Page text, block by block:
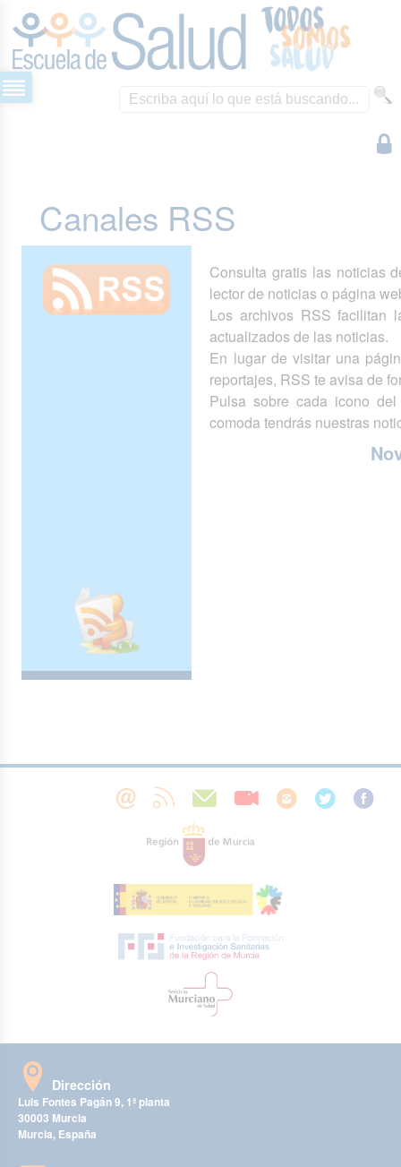
Canales RSS
Consulta gratis las noticias
lector de noticias o página
Los archivos RSS facilitan
actualizados de las noticias.
En lugar de visitar una
reportajes, RSS te avisa de
Pulsa sobre cada icono
comoda tendrás nuestras
Dirección
Luis Fontes Pagán 9, 1ª planta
30003 Murcia
Murcia, España